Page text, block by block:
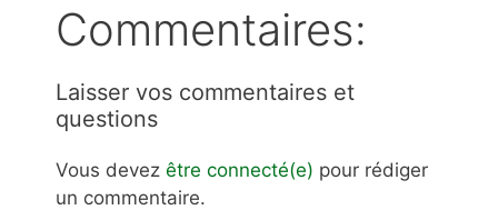
Commentaires:
Laisser vos commentaires et
questions
Vous devez être connecté(e) pour rédiger
un commentaire.